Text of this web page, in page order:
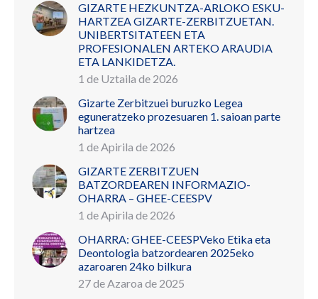
GIZARTE HEZKUNTZA-ARLOKO ESKU-
HARTZEA GIZARTE-ZERBITZUETAN.
UNIBERTSITATEEN ETA
PROFESIONALEN ARTEKO ARAUDIA
ETA LANKIDETZA.
1 de Uztaila de 2026
Gizarte Zerbitzuei buruzko Legea
eguneratzeko prozesuaren 1. saioan parte
hartzea
1 de Apirila de 2026
GIZARTE ZERBITZUEN
BATZORDEAREN INFORMAZIO-
OHARRA – GHEE-CEESPV
1 de Apirila de 2026
OHARRA: GHEE-CEESPVeko Etika eta
Deontologia batzordearen 2025eko
azaroaren 24ko bilkura
27 de Azaroa de 2025